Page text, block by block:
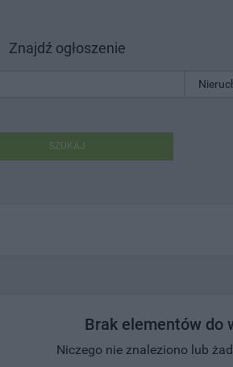
Znajdź ogłoszenie
SZUKAJ
Brak elementów do
Niczego nie znaleziono lub